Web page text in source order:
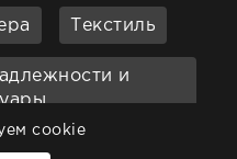
Текстиль
и
Садовая мебель
cookie